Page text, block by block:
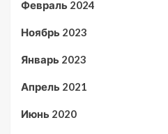
Февраль 2024
Ноябрь 2023
Январь 2023
Апрель 2021
Июнь 2020